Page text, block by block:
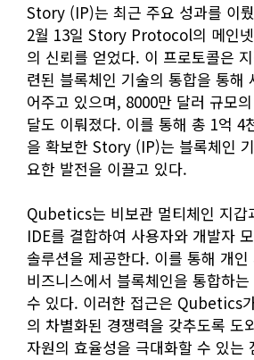
Story (IP)는 최근 주요 성과를 이
2월 13일 Story Protocol의 메인
의 신뢰를 얻었다. 이 프로토콜은
련된 블록체인 기술의 통합을 통해
어주고 있으며, 8000만 달러 규모
달도 이뤄졌다. 이를 통해 총 1억 4
을 확보한 Story (IP)는 블록체인
요한 발전을 이끌고 있다.
Qubetics는 비보관 멀티체인 지
IDE를 결합하여 사용자와 개발자
솔루션을 제공한다. 이를 통해 개
비즈니스에서 블록체인을 통합하
수 있다. 이러한 접근은 Qubetics
의 차별화된 경쟁력을 갖추도록 도
자원의 효율성을 극대화할 수 있는